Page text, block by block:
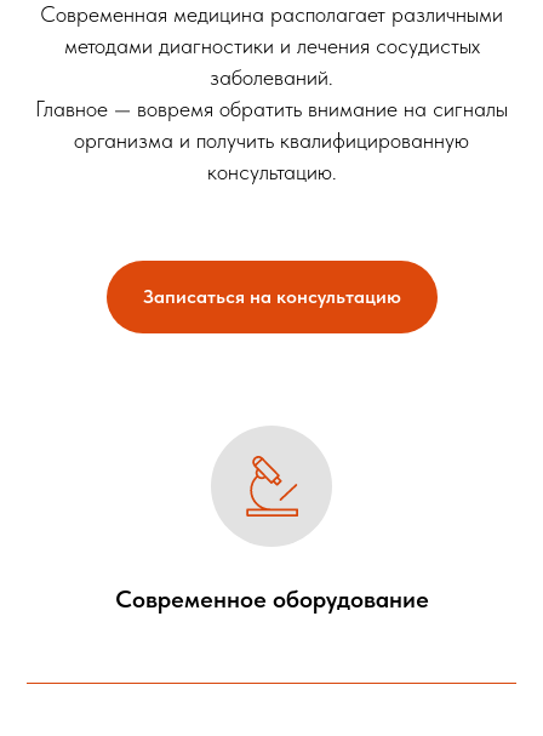
Современная медицина располагает различными
методами диагностики и лечения сосудистых
заболеваний.
Главное — вовремя обратить внимание на сигналы
организма и получить квалифицированную
консультацию.
Записаться на консультацию
Современное оборудование